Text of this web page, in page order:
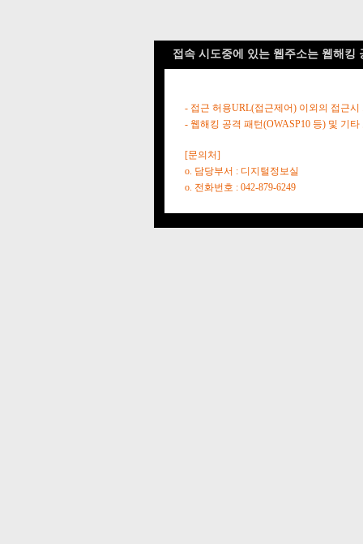
접속 시도중에 있는 웹주소는 웹해킹
- 접근 허용URL(접근제어) 이외의 접근시
- 웹해킹 공격 패턴(OWASP10 등) 및 기
[문의처]
o. 담당부서 : 디지털정보실
o. 전화번호 : 042-879-6249